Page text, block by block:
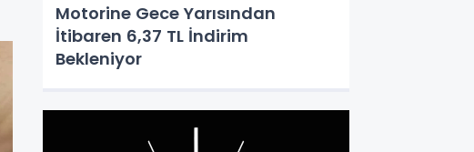
Motorine Gece Yarısından
İtibaren 6,37 TL İndirim
Bekleniyor